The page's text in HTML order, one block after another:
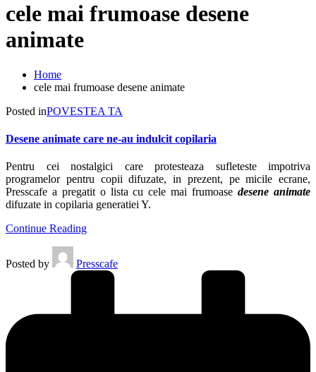
cele mai frumoase desene
animate
Home
cele mai frumoase desene animate
Posted inPOVESTEA TA
Desene animate care ne-au indulcit copilaria
Pentru cei nostalgici care protesteaza sufleteste impotriva
programelor pentru copii difuzate, in prezent, pe micile ecrane,
Presscafe a pregatit o lista cu cele mai frumoasedesene animate
difuzate in copilaria generatiei Y.
Continue Reading
Posted by Presscafe